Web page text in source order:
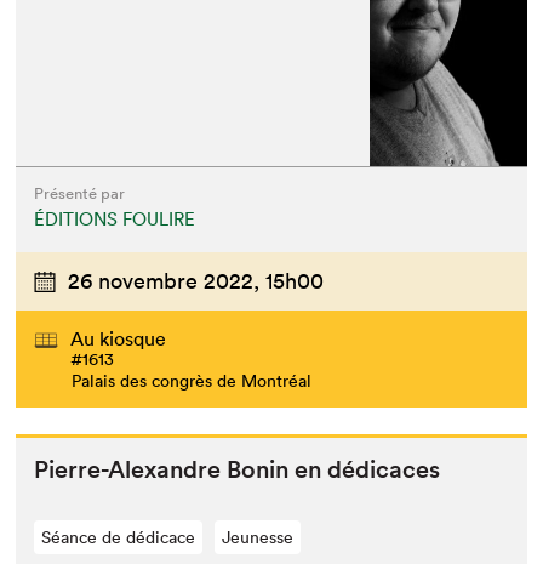
Que cherchez-vous?
Présenté par
ÉDITIONS FOULIRE
26 novembre 2022, 15h00
Au kiosque
#1613
Palais des congrès de Montréal
Pierre-Alexan­dre Bonin en dédicaces
Séance de dédicace Jeunesse